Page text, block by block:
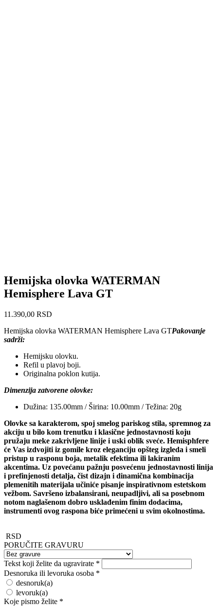
Hemijska olovka WATERMAN
Hemisphere Lava GT
11.390,00 RSD
Hemijska olovka WATERMAN Hemisphere Lava GTPakovanje
sadrži:
Hemijsku olovku.
Refil u plavoj boji.
Originalna poklon kutija.
Dimenzija zatvorene olovke:
Dužina: 135.00mm / Širina: 10.00mm / Težina: 20g
Olovke sa karakterom, spoj smelog pariskog stila, spremnog za
akciju u bilo kom trenutku i klasične jednostavnosti koju
pružaju meke zakrivljene linije i uski oblik sveće. Hemisphfere
će Vas izdvojiti iz gomile kroz eleganciju opšteg izgleda i smeli
pristup u rasponu boja, metalik efektima ili lakiranim
akcentima. Uz povećanu pažnju posvećenu jednostavnosti linija
i prefinjenosti detalja, čist dizajn i dinamična kombinacija
plemenitih materijala učiniće pisanje inspirativnom estetskom
vežbom. Savršeno izbalansirani, neupadljivi, ali sa posebnom
notom naglašenom dobro usklađenim finim dodacima,
instrumenti ovog raspona biće primećeni u svim okolnostima.
RSD
PORUČITE GRAVURU
Tekst koji želite da ugravirate *
Desnoruka ili levoruka osoba *
desnoruk(a)
levoruk(a)
Koje pismo želite *